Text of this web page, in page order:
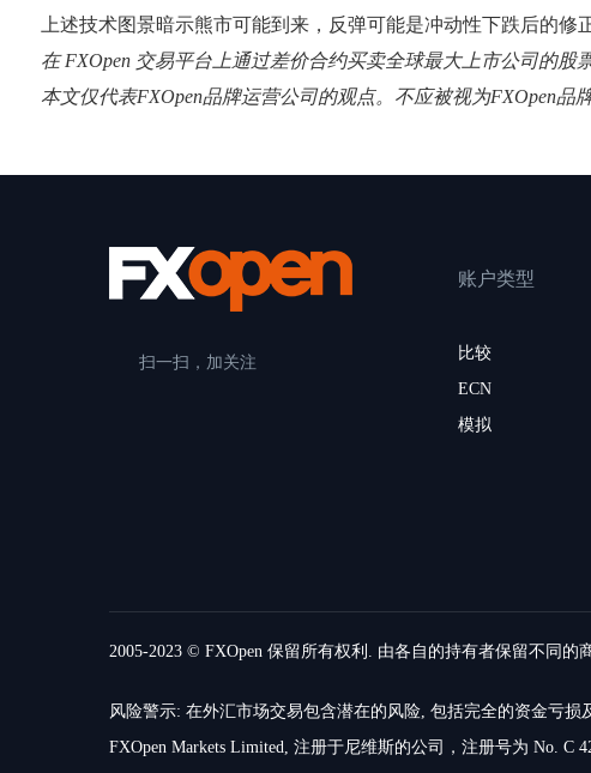
上述技术图景暗示熊市可能到来，反弹可能是冲动性下跌后的
在 FXOpen 交易平台上通过差价合约买卖全球最大上市公司的股
本文仅代表FXOpen品牌运营公司的观点。不应被视为FXOpen
扫一扫，加关注
账户类型
比较
ECN
模拟
2005-2023 © FXOpen 保留所有权利. 由各自的持有者保留不同的
风险警示: 在外汇市场交易包含潜在的风险, 包括完全的资金亏
FXOpen Markets Limited, 注册于尼维斯的公司，注册号为 No. C